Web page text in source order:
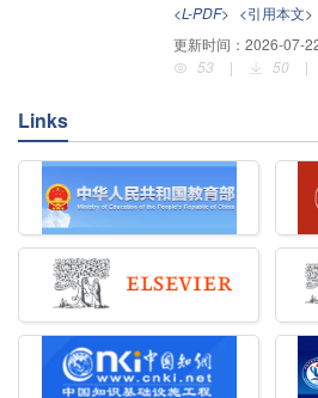
染应急管控策略制定提
<L-PDF> <引用本文>
更新时间： 2026-07-
53
| 50 |
Links